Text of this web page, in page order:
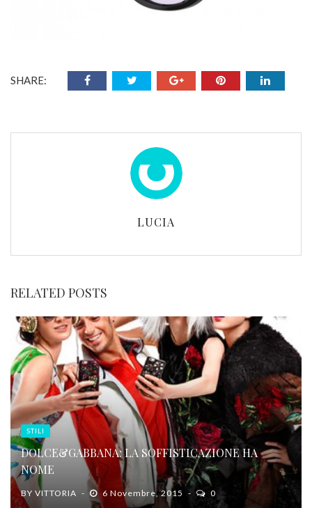
SHARE:
LUCIA
RELATED POSTS
STILI
DOLCE&GABBANA: LA SOFFISTICAZIONE HA
NOME
BY VITTORIA 6 Novembre, 2015 0